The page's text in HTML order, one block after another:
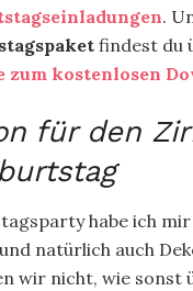
.
findest du
zum kostenlosen
für den
habe ich
natürlich auch
wir nicht, wie sonst